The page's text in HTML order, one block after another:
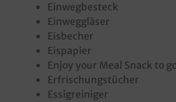
Einwegbesteck
Einweggläser
Eisbecher
Eispapier
Enjoy your Meal Snack to
Erfrischungstücher
Essigreiniger